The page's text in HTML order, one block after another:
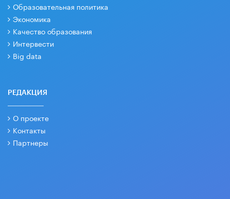
Образовательная политика
Экономика
Качество образования
Интервести
Big data
РЕДАКЦИЯ
О проекте
Контакты
Партнеры